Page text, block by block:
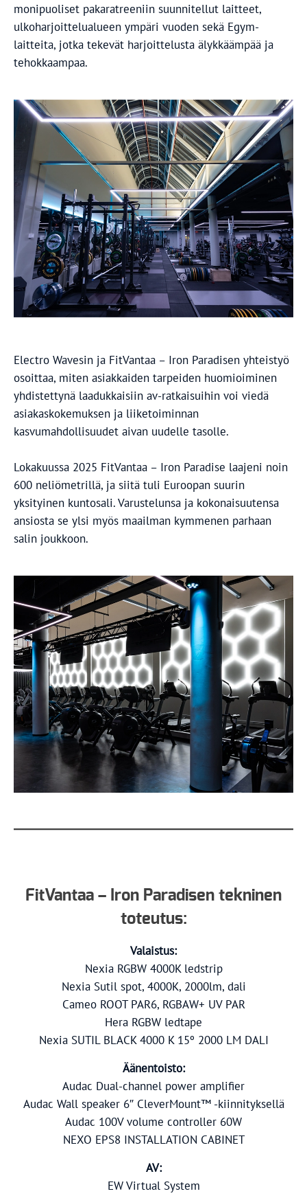
monipuoliset pakaratreeniin suunnitellut laitteet,
ulkoharjoittelualueen ympäri vuoden sekä Egym-
laitteita, jotka tekevät harjoittelusta älykkäämpää ja
tehokkaampaa.
Electro Wavesin ja FitVantaa – Iron Paradisen yhteistyö
osoittaa, miten asiakkaiden tarpeiden huomioiminen
yhdistettynä laadukkaisiin av-ratkaisuihin voi viedä
asiakaskokemuksen ja liiketoiminnan
kasvumahdollisuudet aivan uudelle tasolle.
Lokakuussa 2025 FitVantaa – Iron Paradise laajeni noin
600 neliömetrillä, ja siitä tuli Euroopan suurin
yksityinen kuntosali. Varustelunsa ja kokonaisuutensa
ansiosta se ylsi myös maailman kymmenen parhaan
salin joukkoon.
FitVantaa – Iron Paradisen tekninen
toteutus:
Valaistus:
Nexia RGBW 4000K ledstrip
Nexia Sutil spot, 4000K, 2000lm, dali
Cameo ROOT PAR6, RGBAW+ UV PAR
Hera RGBW ledtape
Nexia SUTIL BLACK 4000 K 15º 2000 LM DALI
Äänentoisto:
Audac Dual-channel power amplifier
Audac Wall speaker 6″ CleverMount™ -kiinnityksellä
Audac 100V volume controller 60W
NEXO EPS8 INSTALLATION CABINET
AV:
EW Virtual System